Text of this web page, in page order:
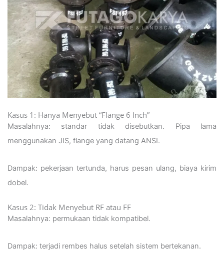
Kasus 1: Hanya Menyebut “Flange 6 Inch”
Masalahnya: standar tidak disebutkan. Pipa lama
menggunakan JIS, flange yang datang ANSI.
Dampak: pekerjaan tertunda, harus pesan ulang, biaya kirim
dobel.
Kasus 2: Tidak Menyebut RF atau FF
Masalahnya: permukaan tidak kompatibel.
Dampak: terjadi rembes halus setelah sistem bertekanan.